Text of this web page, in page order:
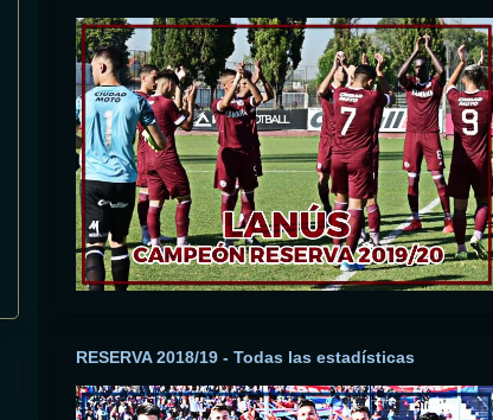
RESERVA 2018/19 - Todas las estadísticas